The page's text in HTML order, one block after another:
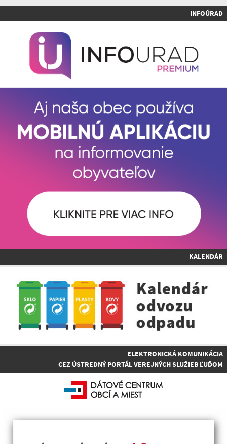
INFOÚRAD
KALENDÁR
ELEKTRONICKÁ KOMUNIKÁCIA
CEZ ÚSTREDNÝ PORTÁL VEREJNÝCH SLUŽIEB ĽUĎOM